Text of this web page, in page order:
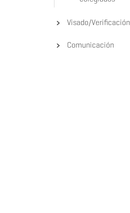
Visado/Verificación
Comunicación